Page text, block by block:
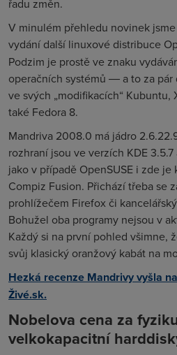
řadu změn.
V minulém přehledu novinek
vydání další linuxové distribuce
Podzim je prostě ve znaku
operačních systémů ― a to za
ve svých „modifikacích“ Kubuntu,
také Fedora 8.
Mandriva 2008.0 má jádro
rozhraní jsou ve verzích KDE
jako v případě OpenSUSE i zde
Compiz Fusion. Přichází třeba se
prohlížečem Firefox či
Bohužel oba programy nejsou v
Každý si na první pohled všimne,
svůj klasický oranžový kabát na
Hezká recenze Mandrivy vyšla
Živé.sk.
Nobelova cena za
velkokapacitní